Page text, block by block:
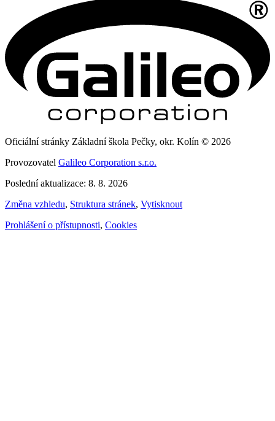
Oficiální stránky Základní škola Pečky, okr. Kolín © 2026
Provozovatel Galileo Corporation s.r.o.
Poslední aktualizace: 8. 8. 2026
Změna vzhledu, Struktura stránek, Vytisknout
Prohlášení o přístupnosti, Cookies